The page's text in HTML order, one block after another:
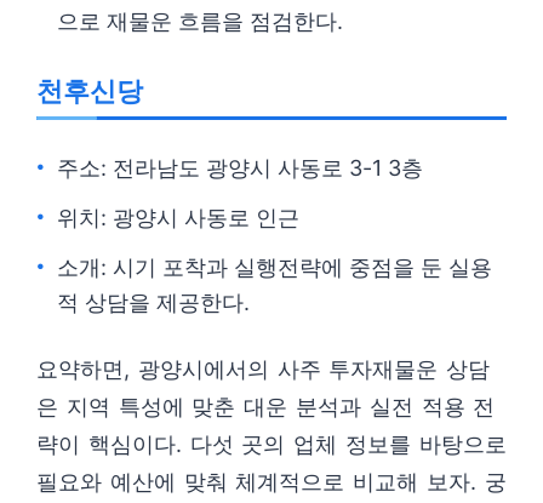
으로 재물운 흐름을 점검한다.
천후신당
주소: 전라남도 광양시 사동로 3-1 3층
위치: 광양시 사동로 인근
소개: 시기 포착과 실행전략에 중점을 둔 실용
적 상담을 제공한다.
요약하면, 광양시에서의 사주 투자재물운 상담
은 지역 특성에 맞춘 대운 분석과 실전 적용 전
략이 핵심이다. 다섯 곳의 업체 정보를 바탕으로
필요와 예산에 맞춰 체계적으로 비교해 보자. 궁